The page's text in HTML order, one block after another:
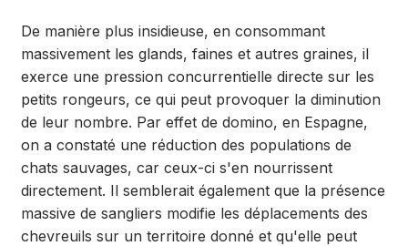
De manière plus insidieuse, en consommant
massivement les glands, faines et autres graines, il
exerce une pression concurrentielle directe sur les
petits rongeurs, ce qui peut provoquer la diminution
de leur nombre. Par effet de domino, en Espagne,
on a constaté une réduction des populations de
chats sauvages, car ceux-ci s'en nourrissent
directement. Il semblerait également que la présence
massive de sangliers modifie les déplacements des
chevreuils sur un territoire donné et qu'elle peut